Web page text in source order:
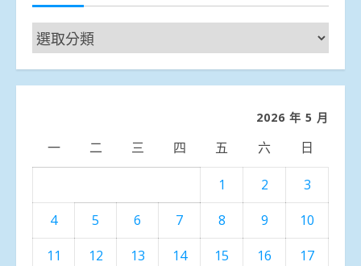
新
聞
分
2026 年 5 月
一 二 三 四 五 六 日
1 2
3
4
5 6 7 8 9
10
11
12 13 14 15 16
17